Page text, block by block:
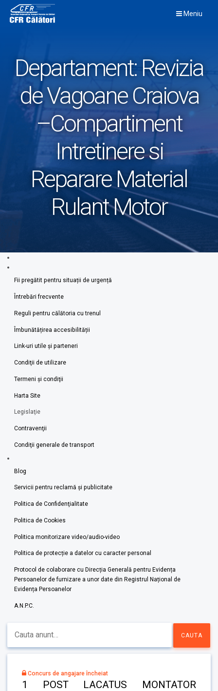
content
Meniu
Departament:Revizia
de Vagoane Craiova
–Compartiment
Intretinere si
Reparare Material
Rulant Motor
Fii pregătit pentru situații de urgență
Întrebări frecvente
Reguli pentru călătoria cu trenul
Îmbunătățirea accesibilității
Link-uri utile şi parteneri
Condiţii de utilizare
Termeni şi condiţii
Harta Site
Legislaţie
Contravenţii
Condiţii generale de transport
Blog
Servicii pentru reclamă și publicitate
Politica de Confidenţialitate
Politica de Cookies
Politica monitorizare video/audio-video
Politica de protecție a datelor cu caracter personal
Protocol de colaborare cu Direcția Generală pentru Evidența
Persoanelor de furnizare a unor date din Registrul Național de
Evidența Persoanelor
A.N.P.C.
Concurs de angajare încheiat
1 POST LACATUS MONTATOR